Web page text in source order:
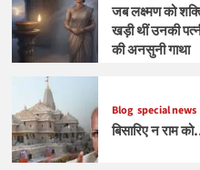
जब लक्ष्मण को
खड़ी थीं उनकी
की अनसुनी गाथा
Blog special news
बिसारिए न राम